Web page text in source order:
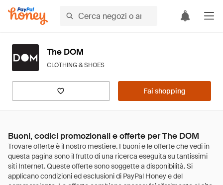
The DOM
CLOTHING & SHOES
Fai shopping
Buoni, codici promozionali e offerte per The DOM